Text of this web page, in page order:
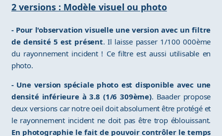
2 versions : Modèle visuel ou photo
- Pour l'observation visuelle une version avec un filtre
de densité 5 est présent. Il laisse passer 1/100 000ème
du rayonnement incident ! Ce filtre est aussi utilisable en
photo.
- Une version spéciale photo est disponible avec une
densité inférieure à 3.8 (1/6 309ème). Baader propose
deux versions car notre oeil doit absolument être protégé et
le rayonnement incident ne doit pas être trop éblouissant.
En photographie le fait de pouvoir contrôler le temps